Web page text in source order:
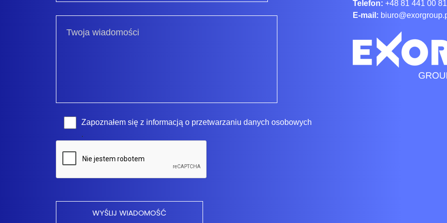
Zapoznałem się z informacją o przetwarzaniu danych osobowych
.
Telefon: +48 81 441 00 81
E-mail: